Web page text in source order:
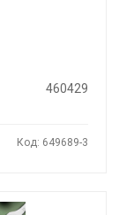
460429
Код: 649689-3